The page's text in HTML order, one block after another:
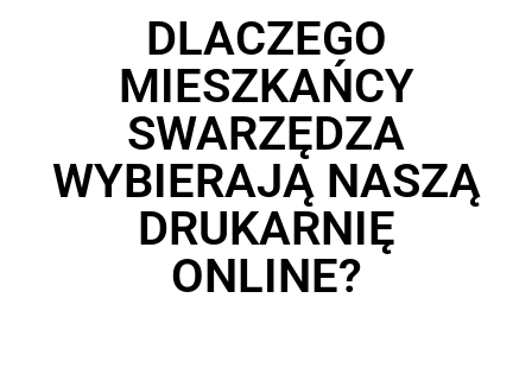
DLACZEGO
MIESZKAŃCY
SWARZĘDZA
WYBIERAJĄ NASZĄ
DRUKARNIĘ
ONLINE?